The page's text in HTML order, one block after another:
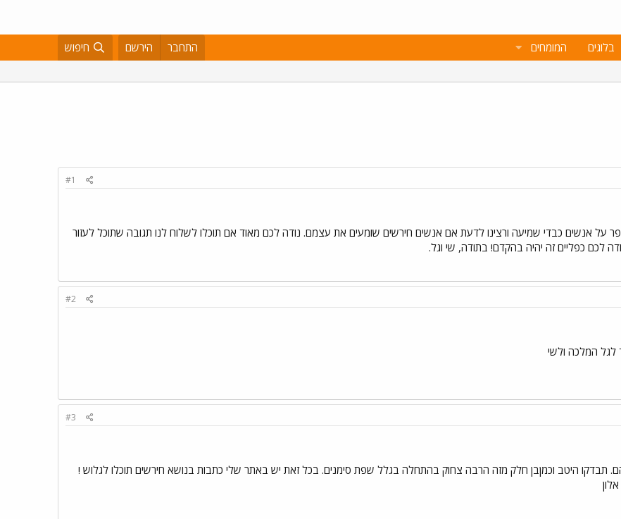
בלוגים המומחים התחבר הירשם חיפוש
#1
על אנשים כבדי שמיעה ורצינו לדעת אם אנשים חירשים שומעים את עצמם. נודה לכם מאוד אם תוכלו לשלוח לנו תגובה שתוכל לעזור
לכם כפליים זה יהיה בהקדם! בתודה, שי וגל.
#2
המלכה ולשי
#3
תבדקו היטב וכמןבן חלק מזה הרבה צחוק בהתחלה בגלל שפת סימנים. בכל זאת יש באתר שלי כתבות בנושא חירשים תוכלו לגלוש !